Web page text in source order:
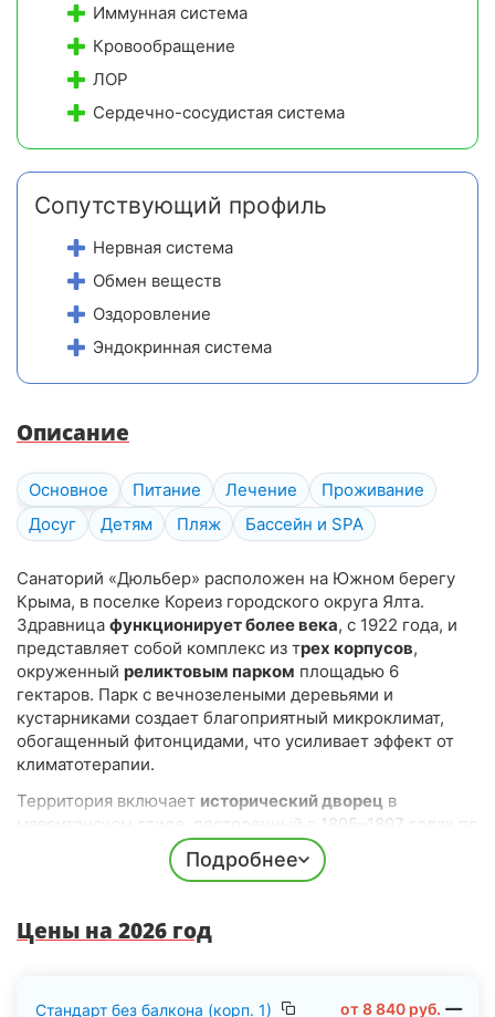
Иммунная система
Кровообращение
ЛОР
Сердечно-сосудистая система
Сопутствующий профиль
Нервная система
Обмен веществ
Оздоровление
Эндокринная система
Описание
Основное Питание Лечение
Проживание
Досуг
Детям Пляж Бассейн и SPA
Санаторий «Дюльбер» расположен на Южном берегу
Крыма, в поселке Кореиз городского округа Ялта.
Здравница функционирует более века, с 1922 года, и
представляет собой комплекс из трех корпусов,
окруженный реликтовым парком площадью 6
гектаров. Парк с вечнозелеными деревьями и
кустарниками создает благоприятный микроклимат,
обогащенный фитонцидами, что усиливает эффект от
климатотерапии.
Территория включает исторический дворец в
мавританском стиле, построенный в 1895–1897 годах по
проекту архитектора Николая Краснова для Великого
князя Петра Николаевича Романова.
Романовых в России, служил укрытием для членов
исторический шарм.
Подробнее
Цены на 2026 год
Стандарт без балкона (корп. 1) от8 840 руб.